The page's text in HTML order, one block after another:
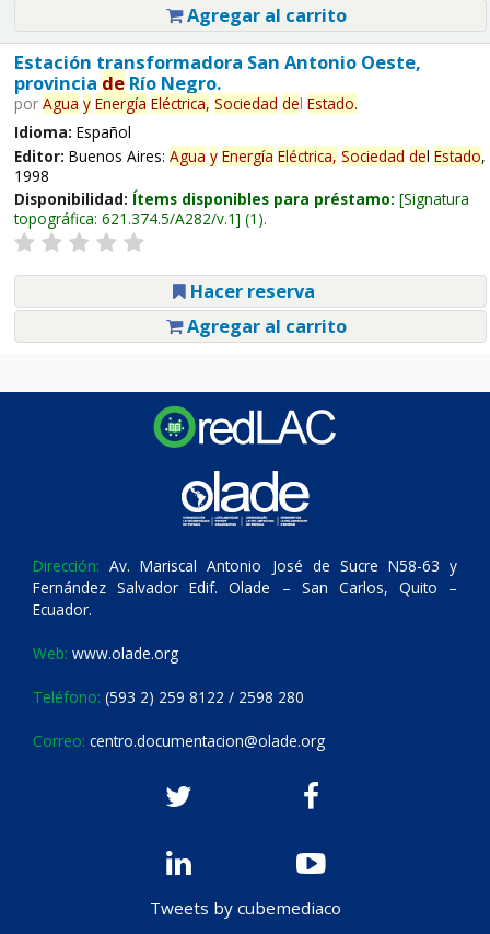
Agregar al carrito
Estación transformadora San Antonio Oeste,
provincia deRío Negro.
por Agua y Energía Eléctrica, Sociedad del Estado.
Idioma: Español
Editor: Buenos Aires: Agua y Energía Eléctrica, Sociedad del Estado,
1998
Disponibilidad: Ítems disponibles para préstamo: Signatura
topográfica: 621.374.5/A282/v.1 (1).
Hacer reserva
Agregar al carrito
Dirección: Av. Mariscal Antonio José de Sucre N58-63 y
Fernández Salvador Edif. Olade – San Carlos, Quito –
Ecuador.
Web: www.olade.org
Teléfono: (593 2) 259 8122 / 2598 280
Correo: centro.documentacion@olade.org
Tweets by cubemediaco